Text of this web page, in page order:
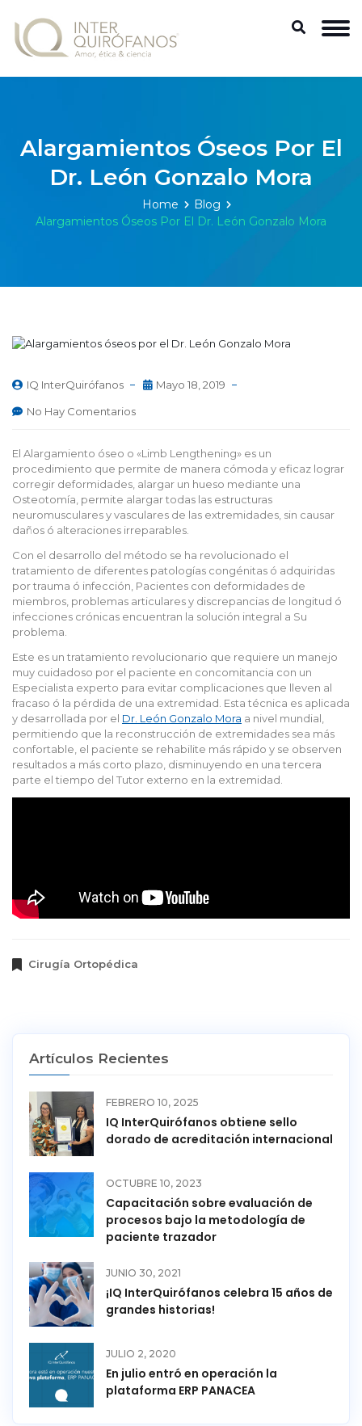
Alargamientos Óseos Por El
Dr. León Gonzalo Mora
Home
Blog
Alargamientos Óseos Por El Dr. León Gonzalo Mora
IQ InterQuirófanos Mayo 18, 2019
No Hay Comentarios
El Alargamiento óseo o «Limb Lengthening» es un
procedimiento que permite de manera cómoda y eficaz lograr
corregir deformidades, alargar un hueso mediante una
Osteotomía, permite alargar todas las estructuras
neuromusculares y vasculares de las extremidades, sin causar
daños ó alteraciones irreparables.
Con el desarrollo del método se ha revolucionado el
tratamiento de diferentes patologías congénitas ó adquiridas
por trauma ó infección, Pacientes con deformidades de
miembros, problemas articulares y discrepancias de longitud ó
infecciones crónicas encuentran la solución integral a Su
problema.
Este es un tratamiento revolucionario que requiere un manejo
muy cuidadoso por el paciente en concomitancia con un
Especialista experto para evitar complicaciones que lleven al
fracaso ó la pérdida de una extremidad. Esta técnica es aplicada
y desarrollada por el Dr. León Gonzalo Mora a nivel mundial,
permitiendo que la reconstrucción de extremidades sea más
confortable, el paciente se rehabilite más rápido y se observen
resultados a más corto plazo, disminuyendo en una tercera
parte el tiempo del Tutor externo en la extremidad.
Cirugía Ortopédica
Artículos Recientes
FEBRERO 10, 2025
IQ InterQuirófanos obtiene sello
dorado de acreditación internacional
OCTUBRE 10, 2023
Capacitación sobre evaluación de
procesos bajo la metodología de
paciente trazador
JUNIO 30, 2021
¡IQ InterQuirófanos celebra 15 años de
grandes historias!
JULIO 2, 2020
En julio entró en operación la
plataforma ERP PANACEA